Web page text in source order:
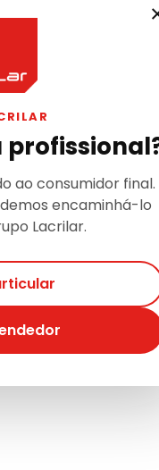
ao consumidor final.
encaminhá-lo
Lacrilar.